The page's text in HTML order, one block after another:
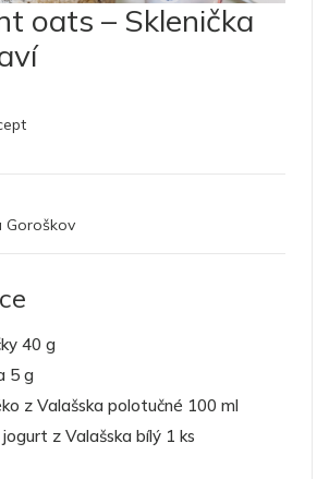
oats – Sklenička
Goroškov
40 g
5 g
z Valašska polotučné 100 ml
z Valašska bílý 1 ks